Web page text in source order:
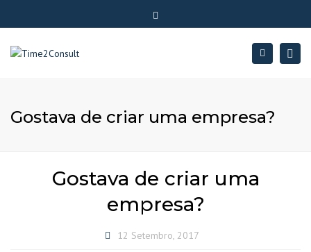
Friday, 7 August, 2026.
+351 22 328 1799
Close
Search
Gostava de criar uma empresa?
Gostava de criar uma
empresa?
12 Setembro, 2017